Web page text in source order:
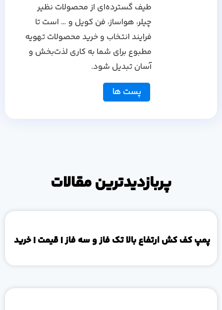
طیف گسترده‌ای از محصولات نظیر
چیلر، هواساز، فن کویل و … است تا
فرایند انتخاب و خرید محصولات تهویه
مطبوع برای شما به کاری لذت‌بخش و
آسان تبدیل شود.
پست ها
پربازدیدترین مقالات
پمپ کف کش ارتفاع بالا تک فاز و سه فاز | قیمت | خرید